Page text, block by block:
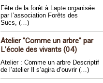
Fête de la forêt à Lapte organisée
par l’association Forêts des
Sucs, (…)
Atelier "Comme un arbre" par
L’école des vivants (04)
Atelier : Comme un arbre Descriptif
de l’atelier Il s’agira d’ouvrir (…)